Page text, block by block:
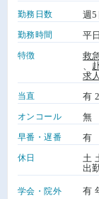
勤務日数 週5
勤務時間 平
特徴 救
求人
当直 有
オンコール 無
早番・遅番 有
休日
土
出
学会・院外
有